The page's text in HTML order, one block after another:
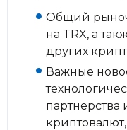
Общий
на TRX, а
других
Важные
партнерства